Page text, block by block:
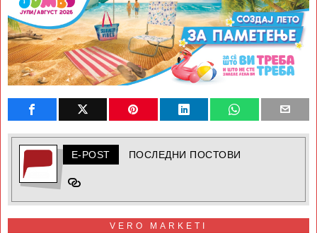
E-POST ПОСЛЕДНИ ПОСТОВИ
VERO MARKETI